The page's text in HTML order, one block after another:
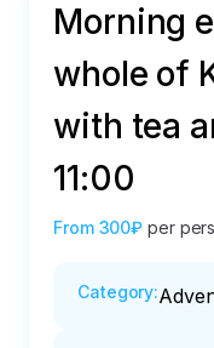
Morning
whole of
with tea
11:00
From 300₽ per
Category: